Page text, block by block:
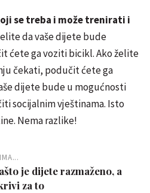
se treba i može trenirati i
da vaše dijete bude
ćete ga voziti bicikl. Ako želite
čekati, podučit ćete ga
dijete bude u mogućnosti
socijalnim vještinama. Isto
Nema razlike!
je dijete razmaženo, a
za to